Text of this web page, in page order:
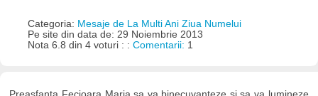
Categoria: Mesaje de La Multi Ani Ziua Numelui
Pe site din data de: 29 Noiembrie 2013
Nota 6.8 din 4 voturi : : Comentarii: 1